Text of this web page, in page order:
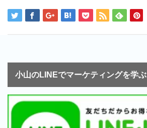
小山のLINEでマーケティングを学ぶ